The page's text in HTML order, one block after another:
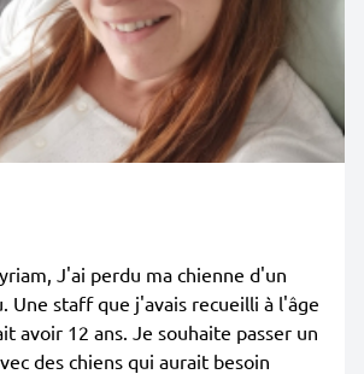
J'ai perdu ma chienne d'un
Une staff que j'avais recueilli à l'âge
avoir 12 ans. Je souhaite passer un
des chiens qui aurait besoin